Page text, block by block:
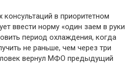
в приоритетном
ввести норму «один заем в руки
период охлаждения, когда
не раньше, чем через три
вернул МФО предыдущий